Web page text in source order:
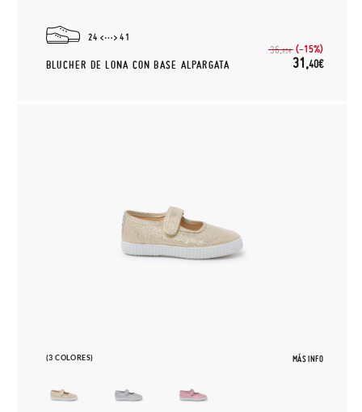
24 41
BLUCHER DE LONA CON BASE ALPARGATA
36,95€ (-15%)
31,40€
(3 COLORES) MÁS INFO